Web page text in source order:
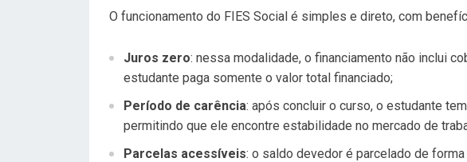
O funcionamento do FIES Social é simples e direto, com
Juros zero: nessa modalidade, o financiamento não inclui
estudante paga somente o valor total financiado;
Período de carência: após concluir o curso, o estudante
permitindo que ele encontre estabilidade no mercado de
Parcelas acessíveis: o saldo devedor é parcelado de